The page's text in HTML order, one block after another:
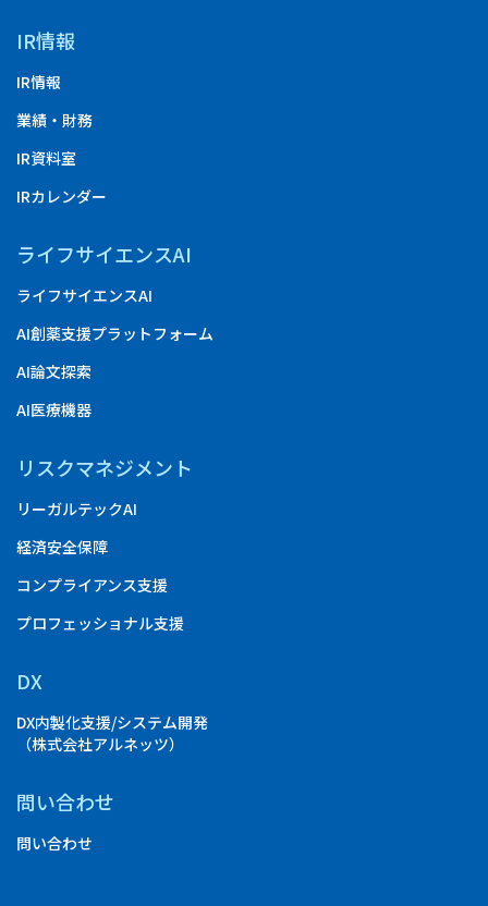
IR情報
IR情報
業績・財務
IR資料室
IRカレンダー
ライフサイエンスAI
ライフサイエンスAI
AI創薬支援プラットフォーム
AI論文探索
AI医療機器
リスクマネジメント
リーガルテックAI
経済安全保障
コンプライアンス支援
プロフェッショナル支援
DX
DX内製化支援/システム開発
（株式会社アルネッツ）
問い合わせ
問い合わせ